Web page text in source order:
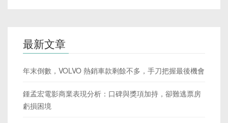
最新文章
年末倒數，VOLVO 熱銷車款剩餘不多，手刀把握最後機會
鍾孟宏電影商業表現分析：口碑與獎項加持，卻難逃票房
虧損困境